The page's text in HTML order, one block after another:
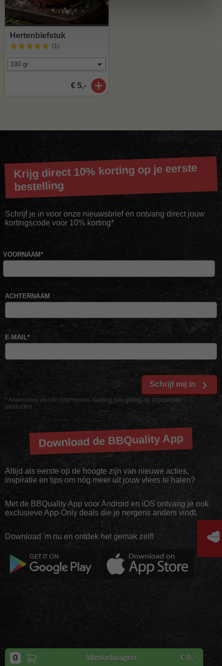
Winkelwagen
0 € 0,-
Hertenbiefstuk
(1)
€ 5,-
Krijg direct 10% korting op je eerste
bestelling
Schrijf je in voor onze nieuwsbrief en ontvang direct jouw
kortingscode voor 10% korting*
* Alleen voor eerste inschrijvers. Korting niet geldig op afgeprijsde
producten
VOORNAAM*
ACHTERNAAM
E-MAIL*
Schrijf mij in
Download de BBQuality App
Altijd als eerste op de hoogte zijn van nieuwe acties,
inspiratie en tips om nóg meer uit jouw vlees te halen?
Met de BBQuality App voor Android en iOS ontvang je ook
exclusieve App-Only deals die je nergens anders vindt.
Download 'm nu en ontdek het gemak zelf!
CopyrightBBQuality
🥩